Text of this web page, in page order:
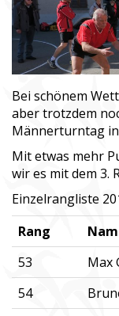
Bei schönem
aber trotzdem
Männerturntag
Mit etwas mehr
wir es mit dem 3.
Einzelrangliste
Rang
53
Max
54